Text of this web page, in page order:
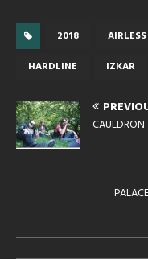
2018 AIRLESS
HARDLINE
IZKAR